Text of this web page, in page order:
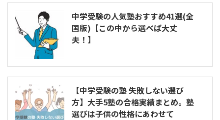
中学受験の人気塾おすすめ41選(全
国版)【この中から選べば大丈
夫！】
【中学受験の塾 失敗しない選び
方】大手5塾の合格実績まとめ。塾
選びは子供の性格にあわせて